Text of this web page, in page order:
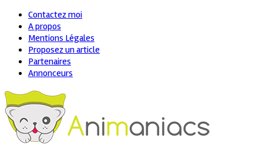
Contactez moi
A propos
Mentions Légales
Proposez un article
Partenaires
Annonceurs